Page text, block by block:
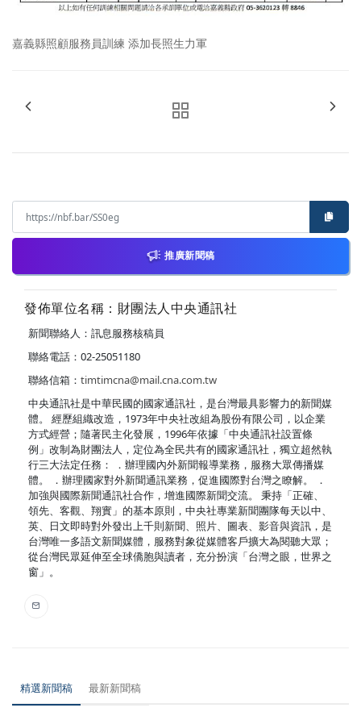
嘉義縣照顧服務員訓練 添加長照生力軍
推廣新聞稿
發佈單位名稱：財團法人中央通訊社
新聞聯絡人：訊息服務核稿員
聯絡電話：02-25051180
聯絡信箱： timtimcna@mail.cna.com.tw
中央通訊社是中華民國的國家通訊社，是台灣最具影響力的新聞媒
體。 經歷組織改造，1973年中央社改組為股份有限公司，以企業
方式經營；隨著民主化發展，1996年依據「中央通訊社設置條
例」改制為財團法人，定位為全民共有的國家通訊社，獨立超然執
行三大法定任務： ．辦理國內外新聞報導業務，服務大眾傳播媒
體。 ．辦理國家對外新聞通訊業務，促進國際對台灣之瞭解。 ．
加強與國際新聞通訊社合作，增進國際新聞交流。 秉持「正確、
領先、客觀、翔實」的基本原則，中央社專業新聞團隊每天以中、
英、日文即時對外發出上千則新聞、照片、圖表、影音與資訊，是
台灣唯一多語文新聞媒體，服務對象從媒體客戶擴大為閱聽大眾；
從台灣民眾延伸至全球僑胞與讀者，充分扮演「台灣之眼，世界之
窗」。
精選新聞稿 最新新聞稿